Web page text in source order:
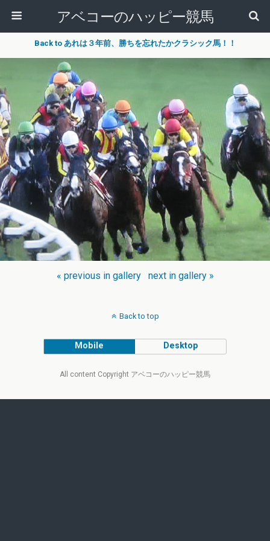
アベコーのハッピー競馬
Back to あれは３年前、勝ちを忘れたかクラシック馬！！
« previous in gallery next in gallery »
Back to top
Mobile Desktop
All content Copyright アベコーのハッピー競馬